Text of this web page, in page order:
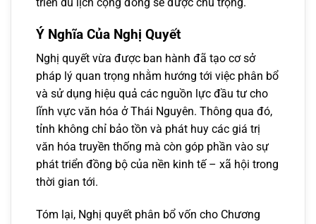
Ý Nghĩa Của Nghị Quyết
Nghị quyết vừa được ban hành đã tạo cơ sở
pháp lý quan trọng nhằm hướng tới việc phân bổ
và sử dụng hiệu quả các nguồn lực đầu tư cho
lĩnh vực văn hóa ở Thái Nguyên. Thông qua đó,
tỉnh không chỉ bảo tồn và phát huy các giá trị
văn hóa truyền thống mà còn góp phần vào sự
phát triển đồng bộ của nền kinh tế – xã hội trong
thời gian tới.
Tóm lại, Nghị quyết phân bổ vốn cho Chương